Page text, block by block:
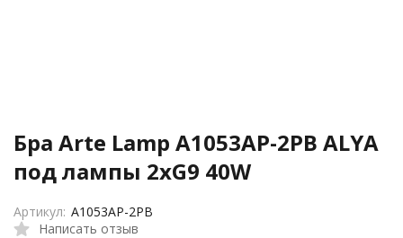
Бра Arte Lamp A1053AP-2PB ALYA
под лампы 2xG9 40W
Написать отзыв
Артикул: A1053AP-2PB